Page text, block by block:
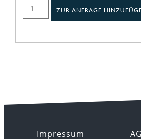
ZUR ANFRAGE
Impressum